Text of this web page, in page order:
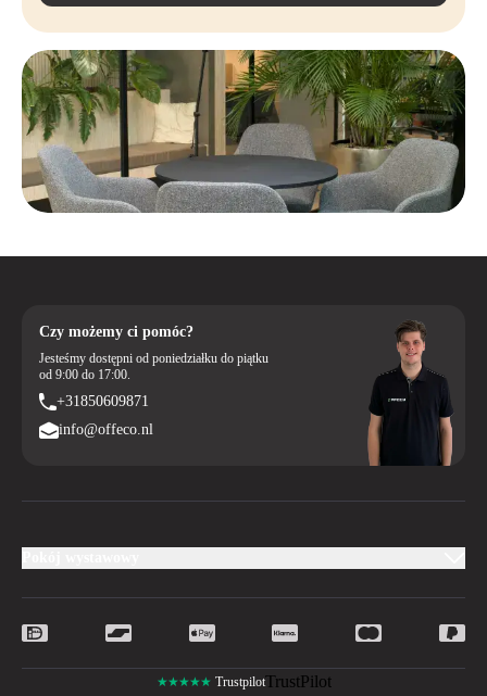
Czy możemy ci pomóc?
Jesteśmy dostępni od poniedziałku do piątku
od 9:00 do 17:00.
+31850609871
info@offeco.nl
★★★★★ TrustpilotTrustPilot